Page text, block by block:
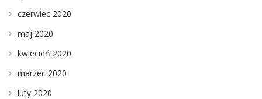
czerwiec 2020
maj 2020
kwiecień 2020
marzec 2020
luty 2020